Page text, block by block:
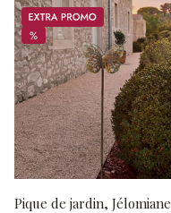
Promos
%
%
Pique de jardin, Jélomiane